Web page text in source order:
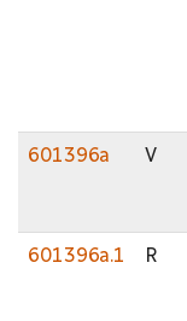
601396a V
601396a.1 R